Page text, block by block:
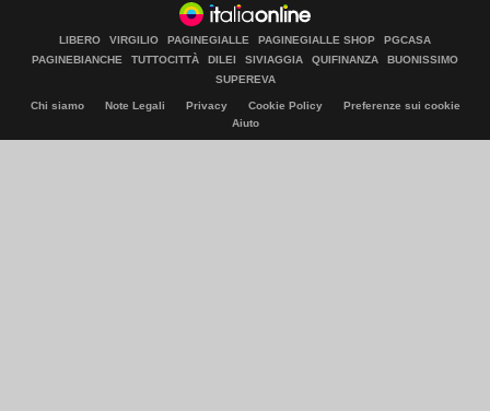
LIBERO VIRGILIO PAGINEGIALLE PAGINEGIALLE SHOP
PGCASA
PAGINEBIANCHE
TUTTOCITTÀ DILEI SIVIAGGIA QUIFINANZA
BUONISSIMO
SUPEREVA
Chi siamo Note Legali Privacy Cookie Policy
Preferenze sui cookie
Aiuto